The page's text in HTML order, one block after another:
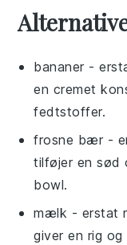
bananer -
en cremet
fedtstoffer.
frosne bær -
tilføjer en sød
bowl.
mælk - erstat
giver en rig